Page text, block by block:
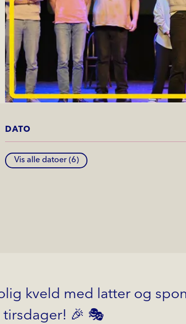
DATO
Vis alle datoer (6)
kveld med latter og
tirsdager! 🎉 🎭